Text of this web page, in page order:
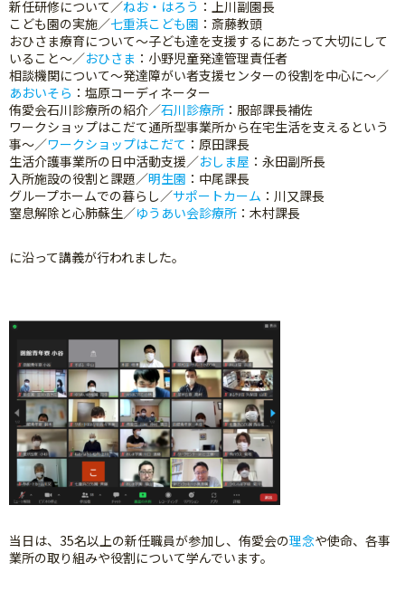
新任研修について／ねお・はろう ：上川副園長
こども園の実施／七重浜こども園 ：斎藤教頭
おひさま療育について～子ども達を支援するにあたって大切にして
いること～／おひさま ：小野児童発達管理責任者
相談機関について～発達障がい者支援センターの役割を中心に～／
あおいそら ：塩原コーディネーター
侑愛会石川診療所の紹介／石川診療所 ：服部課長補佐
ワークショップはこだて通所型事業所から在宅生活を支えるという
事～／ワークショップはこだて ：原田課長
生活介護事業所の日中活動支援／おしま屋 ：永田副所長
入所施設の役割と課題／明生園 ：中尾課長
グループホームでの暮らし／サポートカーム ：川又課長
窒息解除と心肺蘇生／ゆうあい会診療所 ：木村課長
に沿って講義が行われました。
当日は、35名以上の新任職員が参加し、侑愛会の理念や使命、各事
業所の取り組みや役割について学んでいます。